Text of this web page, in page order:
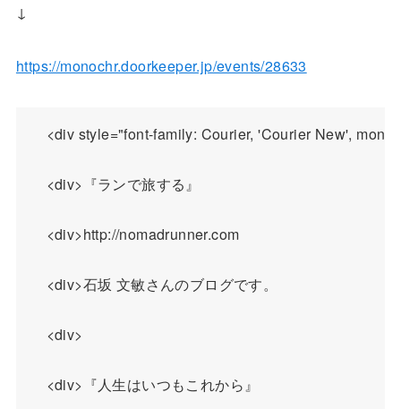
↓
https://monochr.doorkeeper.jp/events/28633
<div style="font-family: Courier, 'Courier
    <div>『ランで旅する』
    <div>http://nomadrunner.com
    <div>石坂 文敏さんのブログです。
    <div>
    <div>『人生はいつもこれから』